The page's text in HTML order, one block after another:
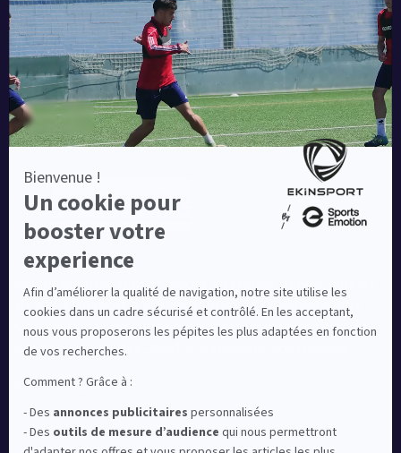
Une société de :
Equipementier sportif leader en France depuis plus de
10 ans, Ekinsport a été distingué par la rédaction de
Capital dans son classement des « Meilleurs sites de
commerce en ligne 2024 », catégorie Sportswear.
En savoir plus